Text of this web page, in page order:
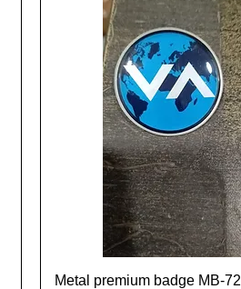
त्वरित दृश्य
Metal premium badge MB-72